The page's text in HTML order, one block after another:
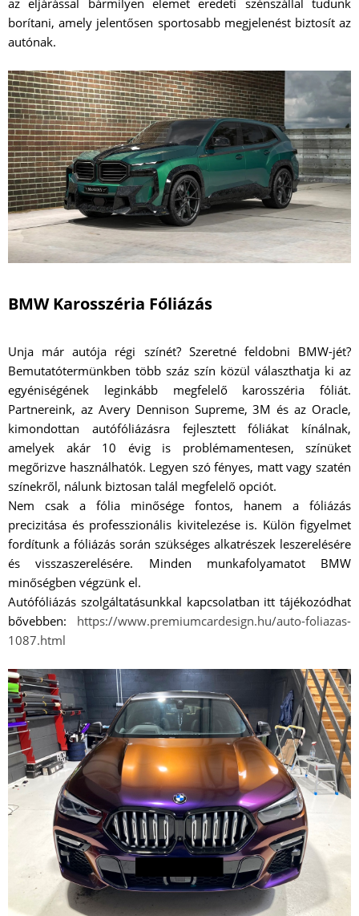
borítani, amely jelentősen sportosabb megjelenést biztosít az
autónak.
BMW Karosszéria Fóliázás
Unja már autója régi színét? Szeretné feldobni BMW-jét?
Bemutatótermünkben több száz szín közül választhatja ki az
egyéniségének leginkább megfelelő karosszéria fóliát.
Partnereink, az Avery Dennison Supreme, 3M és az Oracle,
kimondottan autófóliázásra fejlesztett fóliákat kínálnak,
amelyek akár 10 évig is problémamentesen, színüket
megőrizve használhatók. Legyen szó fényes, matt vagy szatén
színekről, nálunk biztosan talál megfelelő opciót.
Nem csak a fólia minősége fontos, hanem a fóliázás
precizitása és professzionális kivitelezése is. Külön figyelmet
fordítunk a fóliázás során szükséges alkatrészek leszerelésére
és visszaszerelésére. Minden munkafolyamatot BMW
minőségben végzünk el.
Autófóliázás szolgáltatásunkkal kapcsolatban itt tájékozódhat
bővebben: https://www.premiumcardesign.hu/auto-foliazas-
1087.html